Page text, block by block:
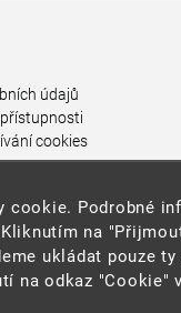
údajů
cookies
Podrobné
na
ukládat pouze
na odkaz "Cookie"